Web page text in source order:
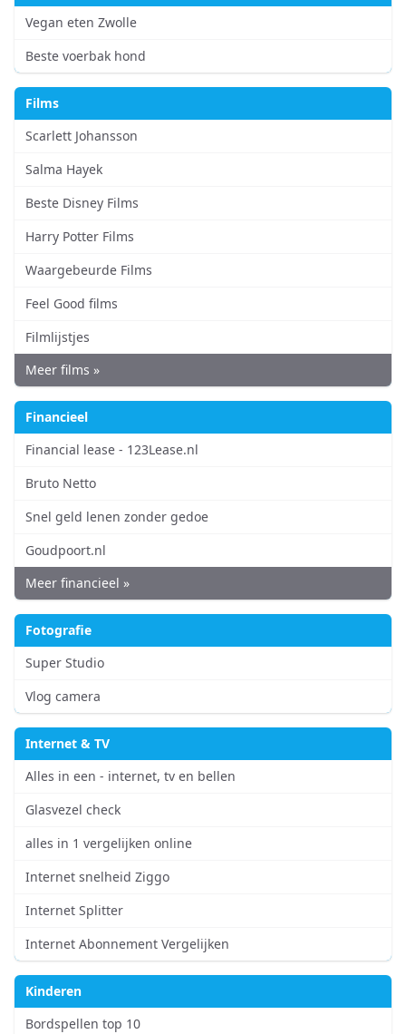
Vegan eten Zwolle
Beste voerbak hond
Films
Scarlett Johansson
Salma Hayek
Beste Disney Films
Harry Potter Films
Waargebeurde Films
Feel Good films
Filmlijstjes
Meer films »
Financieel
Financial lease - 123Lease.nl
Bruto Netto
Snel geld lenen zonder gedoe
Goudpoort.nl
Meer financieel »
Fotografie
Super Studio
Vlog camera
Internet & TV
Alles in een - internet, tv en bellen
Glasvezel check
alles in 1 vergelijken online
Internet snelheid Ziggo
Internet Splitter
Internet Abonnement Vergelijken
Kinderen
Bordspellen top 10